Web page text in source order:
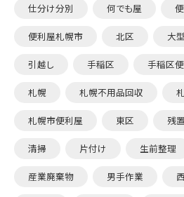
仕分け分別 何でも屋
便利屋札幌市 北区 大
引越し 手稲区 手稲区
札幌 札幌不用品回収
札幌市便利屋 東区 残
清掃 片付け 生前整理
産業廃棄物 男手作業